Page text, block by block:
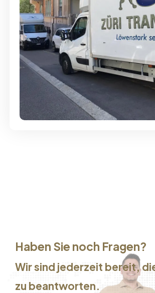
Günstige Umzüge -
Service
Haben Sie noch Fragen?
Wir sind jederzeit bereit,
zu beantworten.